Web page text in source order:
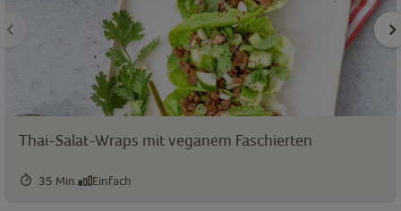
Thai-Salat-Wraps mit veganem Faschierten
35 Min. Einfach